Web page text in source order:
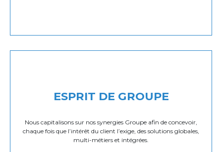
ESPRIT DE GROUPE
Nous capitalisons sur nos synergies Groupe afin de concevoir,
chaque fois que l’intérêt du client l’exige, des solutions globales,
multi-métiers et intégrées.